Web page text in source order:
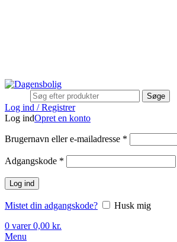
Søge
Log ind / Registrer
Log indOpret en konto
Brugernavn eller e-mailadresse *
Adgangskode *
Log ind
Mistet din adgangskode?
Husk mig
0 varer 0,00 kr.
Menu